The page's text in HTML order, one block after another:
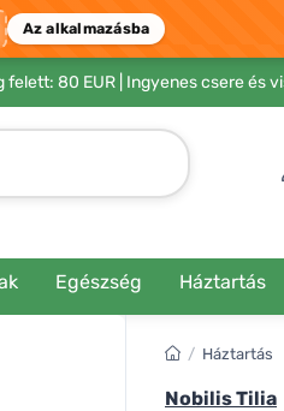
Az alkalmazásba
felett: 80 EUR | Ingyenes csere és
Egészség Háztartás
/ Háztartás
Nobilis Tilia